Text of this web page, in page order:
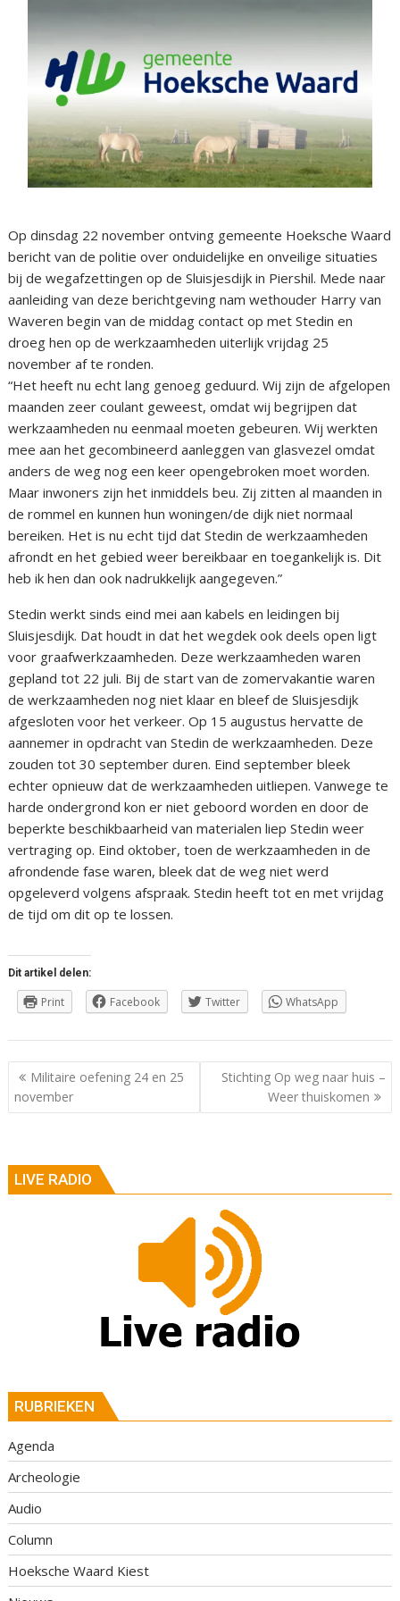
Op dinsdag 22 november ontving gemeente Hoeksche Waard
bericht van de politie over onduidelijke en onveilige situaties
bij de wegafzettingen op de Sluisjesdijk in Piershil. Mede naar
aanleiding van deze berichtgeving nam wethouder Harry van
Waveren begin van de middag contact op met Stedin en
droeg hen op de werkzaamheden uiterlijk vrijdag 25
november af te ronden.
“Het heeft nu echt lang genoeg geduurd. Wij zijn de afgelopen
maanden zeer coulant geweest, omdat wij begrijpen dat
werkzaamheden nu eenmaal moeten gebeuren. Wij werkten
mee aan het gecombineerd aanleggen van glasvezel omdat
anders de weg nog een keer opengebroken moet worden.
Maar inwoners zijn het inmiddels beu. Zij zitten al maanden in
de rommel en kunnen hun woningen/de dijk niet normaal
bereiken. Het is nu echt tijd dat Stedin de werkzaamheden
afrondt en het gebied weer bereikbaar en toegankelijk is. Dit
heb ik hen dan ook nadrukkelijk aangegeven.”
Stedin werkt sinds eind mei aan kabels en leidingen bij
Sluisjesdijk. Dat houdt in dat het wegdek ook deels open ligt
voor graafwerkzaamheden. Deze werkzaamheden waren
gepland tot 22 juli. Bij de start van de zomervakantie waren
de werkzaamheden nog niet klaar en bleef de Sluisjesdijk
afgesloten voor het verkeer. Op 15 augustus hervatte de
aannemer in opdracht van Stedin de werkzaamheden. Deze
zouden tot 30 september duren. Eind september bleek
echter opnieuw dat de werkzaamheden uitliepen. Vanwege te
harde ondergrond kon er niet geboord worden en door de
beperkte beschikbaarheid van materialen liep Stedin weer
vertraging op. Eind oktober, toen de werkzaamheden in de
afrondende fase waren, bleek dat de weg niet werd
opgeleverd volgens afspraak. Stedin heeft tot en met vrijdag
de tijd om dit op te lossen.
Dit artikel delen:
Print Facebook Twitter WhatsApp
Berichtnavigatie
Militaire oefening 24 en 25
november
Stichting Op weg naar huis –
Weer thuiskomen
LIVE RADIO
RUBRIEKEN
Agenda
Archeologie
Audio
Column
Hoeksche Waard Kiest